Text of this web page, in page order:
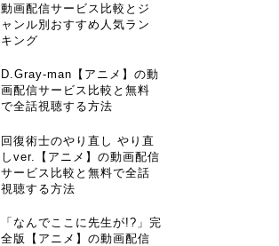
動画配信サービス比較とジ
ャンル別おすすめ人気ラン
キング
D.Gray-man【アニメ】の動
画配信サービス比較と無料
で全話視聴する方法
回復術士のやり直し やり直
しver.【アニメ】の動画配信
サービス比較と無料で全話
視聴する方法
「なんでここに先生が!?」完
全版【アニメ】の動画配信